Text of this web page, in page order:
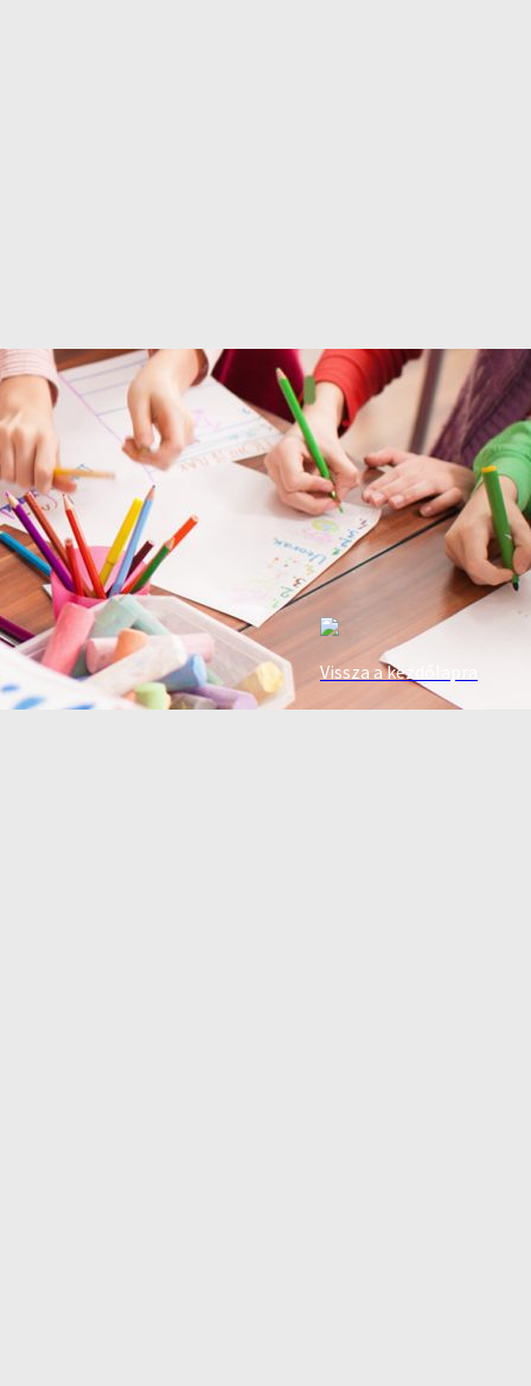
Vissza a kezdőlapra